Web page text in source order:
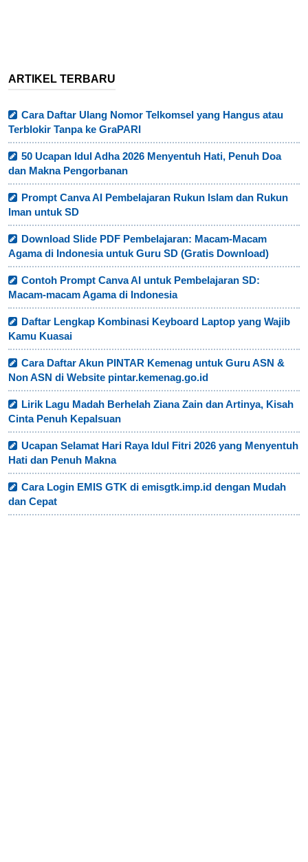
ARTIKEL TERBARU
Cara Daftar Ulang Nomor Telkomsel yang Hangus atau
Terblokir Tanpa ke GraPARI
50 Ucapan Idul Adha 2026 Menyentuh Hati, Penuh Doa
dan Makna Pengorbanan
Prompt Canva AI Pembelajaran Rukun Islam dan Rukun
Iman untuk SD
Download Slide PDF Pembelajaran: Macam-Macam
Agama di Indonesia untuk Guru SD (Gratis Download)
Contoh Prompt Canva AI untuk Pembelajaran SD:
Macam-macam Agama di Indonesia
Daftar Lengkap Kombinasi Keyboard Laptop yang Wajib
Kamu Kuasai
Cara Daftar Akun PINTAR Kemenag untuk Guru ASN &
Non ASN di Website pintar.kemenag.go.id
Lirik Lagu Madah Berhelah Ziana Zain dan Artinya, Kisah
Cinta Penuh Kepalsuan
Ucapan Selamat Hari Raya Idul Fitri 2026 yang Menyentuh
Hati dan Penuh Makna
Cara Login EMIS GTK di emisgtk.imp.id dengan Mudah
dan Cepat